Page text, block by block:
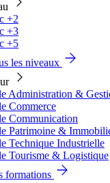
+2
+3
+5
les niveaux
Administration &
Commerce
Communication
Patrimoine &
Technique Industrielle
Tourisme & Logistique
formations